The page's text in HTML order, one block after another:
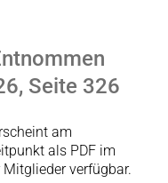
Seite 326
am
als PDF im
Mitglieder verfügbar.